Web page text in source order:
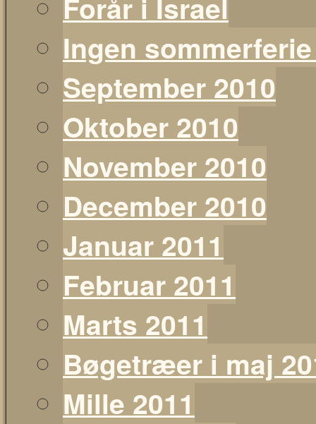
Ingen
September 2010
Oktober 2010
November 2010
December 2010
Januar 2011
Februar 2011
Marts 2011
Bøgetræer i maj
Mille 2011